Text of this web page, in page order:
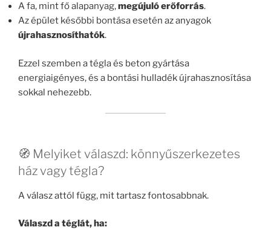
A fa, mint fő alapanyag,megújuló erőforrás.
Az épület későbbi bontása esetén az anyagok
újrahasznosíthatók.
Ezzel szemben a tégla és beton gyártása
energiaigényes, és a bontási hulladék újrahasznosítása
sokkal nehezebb.
🧭 Melyiket válaszd: könnyűszerkezetes
ház vagy tégla?
A válasz attól függ, mit tartasz fontosabbnak.
Válaszd a téglát, ha: